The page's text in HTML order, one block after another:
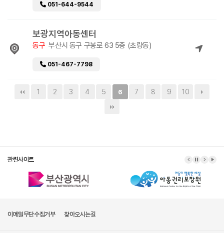
051-644-9544
보광지역아동센터
동구 부산시 동구 구봉로 63 5층 (초량동)
051-467-7798
1 2 3 4 5 6 7 8 9 10
관련사이트
이메일무단수집거부 찾아오시는길